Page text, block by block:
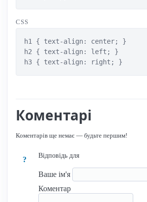
CSS
h1 { text-align: center; }
h2 { text-align: left; }
h3 { text-align: right; }
Коментарі
Коментарів ще немає — будьте першим!
?
Відповідь для
Ваше ім'я
Коментар